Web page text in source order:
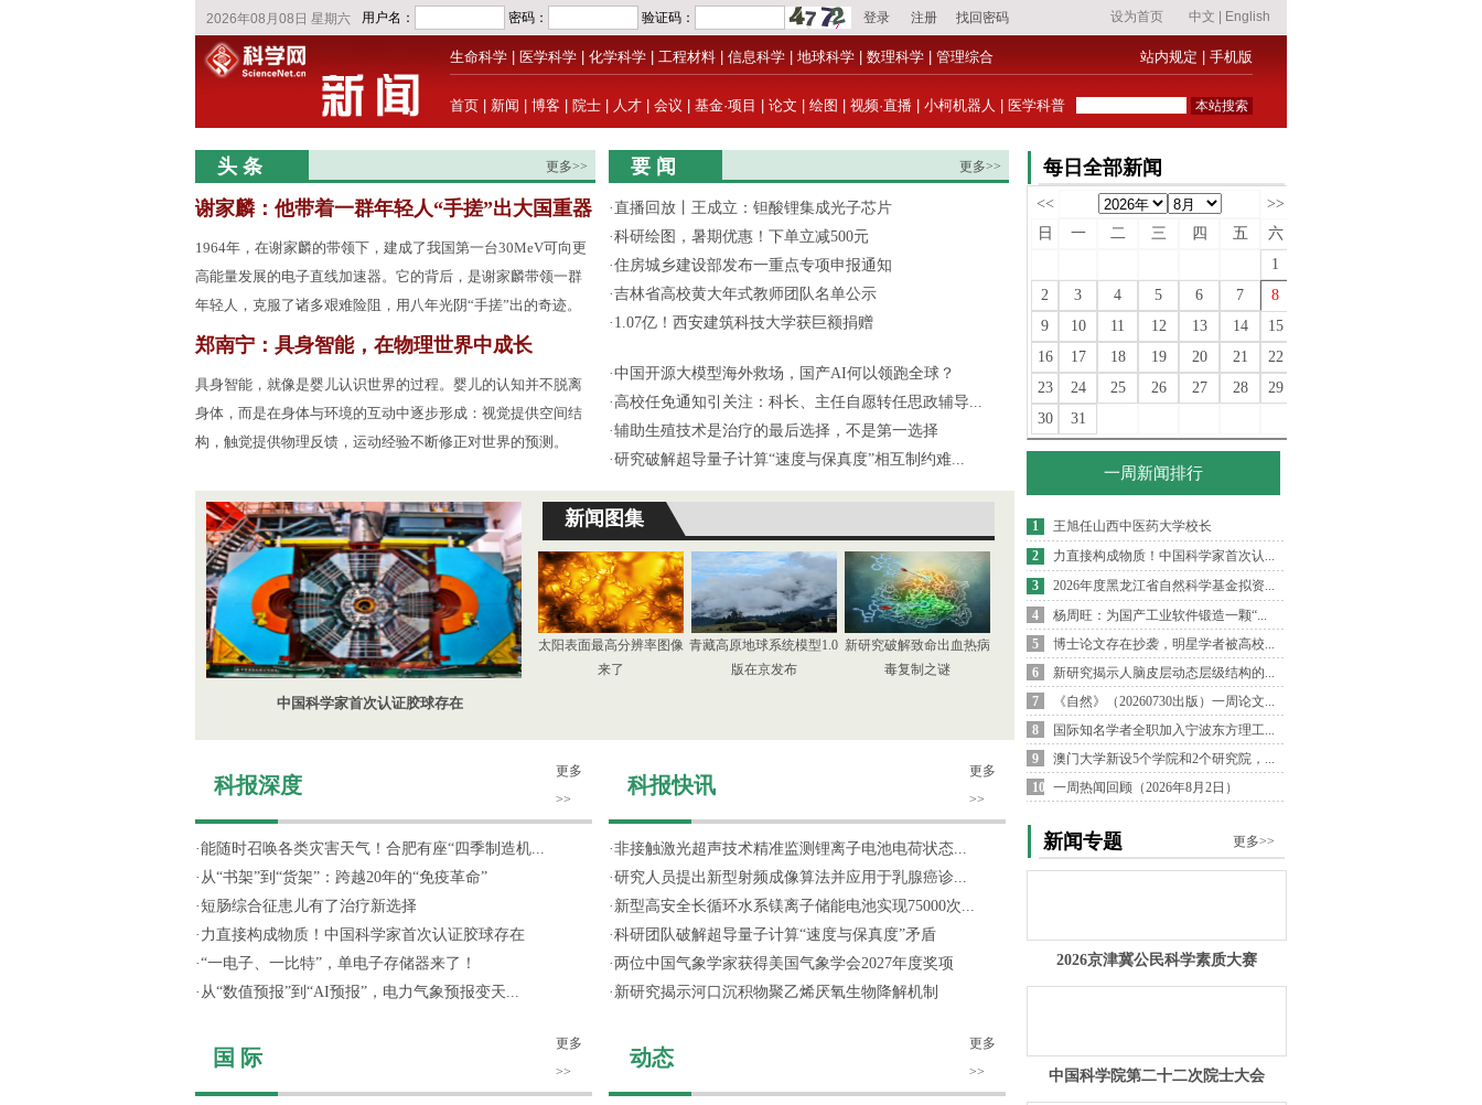
生命科学 医学科学 化学科学 工程材料 信息科学 地球科学 数理科学 管理综合 站内规定 手机版
首页 新闻 博客 院士 人才 会议 基金·项目 论文 绘图 视频·直播 小柯机器人 医学科普
头 条 更多>>
谢家麟：他带着一群年轻人“手搓”出大国重器
1964年，在谢家麟的带领下，建成了我国第一台30MeV可向更
高能量发展的电子直线加速器。它的背后，是谢家麟带领一群
年轻人，克服了诸多艰难险阻，用八年光阴“手搓”出的奇迹。
郑南宁：具身智能，在物理世界中成长
具身智能，就像是婴儿认识世界的过程。婴儿的认知并不脱离
身体，而是在身体与环境的互动中逐步形成：视觉提供空间结
构，触觉提供物理反馈，运动经验不断修正对世界的预测。
要 闻 更多>>
·直播回放丨王成立：钽酸锂集成光子芯片
·科研绘图，暑期优惠！下单立减500元
·住房城乡建设部发布一重点专项申报通知
·吉林省高校黄大年式教师团队名单公示
· 1.07亿！西安建筑科技大学获巨额捐赠
·中国开源大模型海外救场，国产AI何以领跑全球？
· 高校任免通知引关注：科长、主任自愿转任思政辅导...
·辅助生殖技术是治疗的最后选择，不是第一选择
·研究破解超导量子计算“速度与保真度”相互制约难...
中国科学家首次认证胶球存在
新闻图集
太阳表面最高分辨率图像
来了
青藏高原地球系统模型1.0
版在京发布
新研究破解致命出血热病
毒复制之谜
科报深度
更多
>>
·能随时召唤各类灾害天气！合肥有座“四季制造机...
· 从“书架”到“货架”：跨越20年的“免疫革命”
· 短肠综合征患儿有了治疗新选择
· 力直接构成物质！中国科学家首次认证胶球存在
·“一电子、一比特”，单电子存储器来了！
· 从“数值预报”到“AI预报”，电力气象预报变天...
国 际
更多
>>
科报快讯
更多
>>
·非接触激光超声技术精准监测锂离子电池电荷状态...
·研究人员提出新型射频成像算法并应用于乳腺癌诊...
· 新型高安全长循环水系镁离子储能电池实现75000次...
·科研团队破解超导量子计算“速度与保真度”矛盾
· 两位中国气象学家获得美国气象学会2027年度奖项
· 新研究揭示河口沉积物聚乙烯厌氧生物降解机制
动态
更多
>>
每日全部新闻
<<
>>
日
一 二 三 四 五
六
1
2
3 4 5 6 7
8
9
10 11 12 13 14
15
16
17 18 19 20 21
22
23
24 25 26 27 28
29
30
31
一周新闻排行
1
王旭任山西中医药大学校长
2
力直接构成物质！中国科学家首次认...
3
2026年度黑龙江省自然科学基金拟资...
4
杨周旺：为国产工业软件锻造一颗“...
5
博士论文存在抄袭，明星学者被高校...
6
新研究揭示人脑皮层动态层级结构的...
7
《自然》（20260730出版）一周论文...
8
国际知名学者全职加入宁波东方理工...
9
澳门大学新设5个学院和2个研究院，...
10 一周热闻回顾（2026年8月2日）
新闻专题 更多>>
2026京津冀公民科学素质大赛
中国科学院第二十二次院士大会